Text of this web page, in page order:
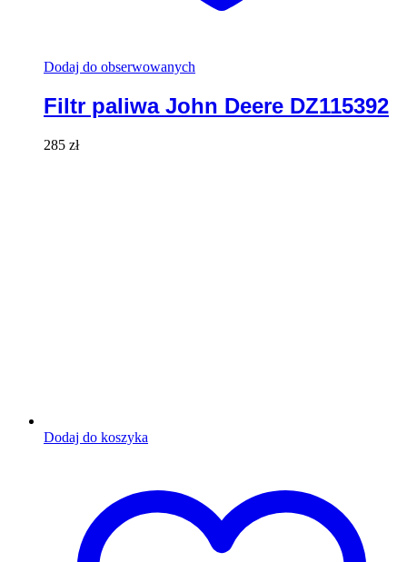
Dodaj do obserwowanych
Filtr paliwa John Deere DZ115392
285 zł
Dodaj do koszyka